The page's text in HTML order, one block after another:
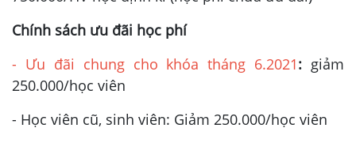
Chính sách ưu đãi học phí
- Ưu đãi chung cho khóa tháng 6.2021: giảm
250.000/học viên
- Học viên cũ, sinh viên: Giảm 250.000/học viên